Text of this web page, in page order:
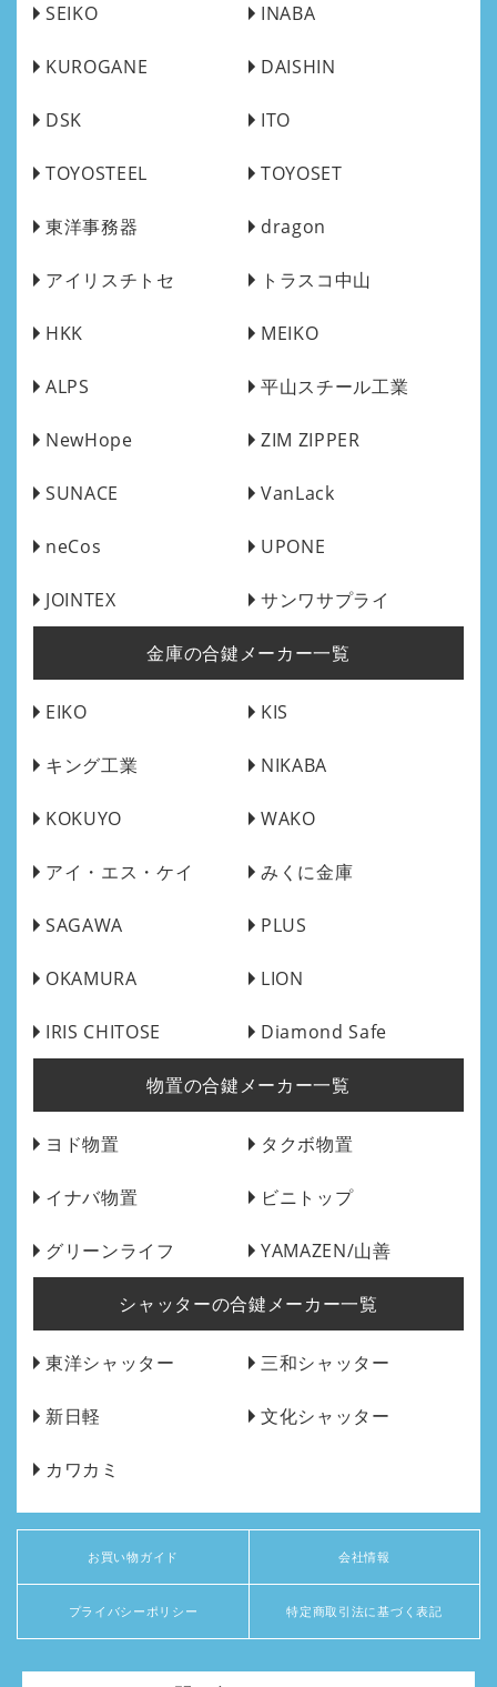
SEIKO INABA
KUROGANE DAISHIN
DSK ITO
TOYOSTEEL TOYOSET
東洋事務器 dragon
アイリスチトセ トラスコ中山
HKK MEIKO
ALPS 平山スチール工業
NewHope ZIM ZIPPER
SUNACE VanLack
neCos UPONE
JOINTEX サンワサプライ
金庫の合鍵メーカー一覧
EIKO KIS
キング工業 NIKABA
KOKUYO WAKO
アイ・エス・ケイ みくに金庫
SAGAWA PLUS
OKAMURA LION
IRIS CHITOSE Diamond Safe
物置の合鍵メーカー一覧
ヨド物置 タクボ物置
イナバ物置 ビニトップ
グリーンライフ YAMAZEN/山善
シャッターの合鍵メーカー一覧
東洋シャッター 三和シャッター
新日軽 文化シャッター
カワカミ
お買い物ガイド 会社情報
プライバシーポリシー 特定商取引法に基づく表記